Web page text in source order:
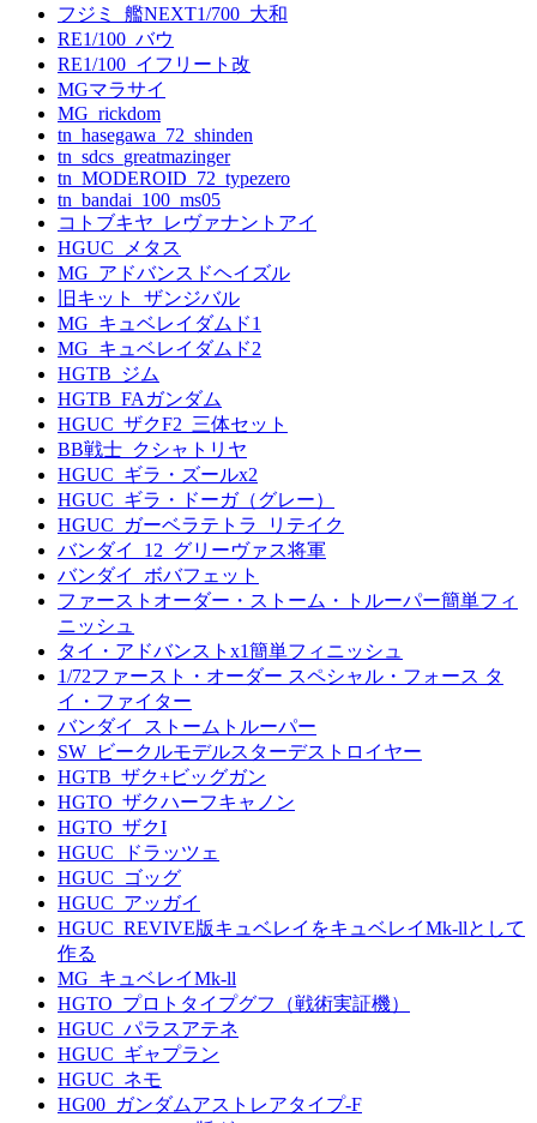
フジミ_艦NEXT1/700_大和
RE1/100_バウ
RE1/100_イフリート改
MGマラサイ
MG_rickdom
tn_hasegawa_72_shinden
tn_sdcs_greatmazinger
tn_MODEROID_72_typezero
tn_bandai_100_ms05
コトブキヤ_レヴァナントアイ
HGUC_メタス
MG_アドバンスドヘイズル
旧キット_ザンジバル
MG_キュベレイダムド1
MG_キュベレイダムド2
HGTB_ジム
HGTB_FAガンダム
HGUC_ザクF2_三体セット
BB戦士_クシャトリヤ
HGUC_ギラ・ズールx2
HGUC_ギラ・ドーガ（グレー）
HGUC_ガーベラテトラ_リテイク
バンダイ_12_グリーヴァス将軍
バンダイ_ボバフェット
ファーストオーダー・ストーム・トルーパー簡単フィ
ニッシュ
タイ・アドバンストx1簡単フィニッシュ
1/72ファースト・オーダー スペシャル・フォース タ
イ・ファイター
バンダイ_ストームトルーパー
SW_ビークルモデルスターデストロイヤー
HGTB_ザク+ビッグガン
HGTO_ザクハーフキャノン
HGTO_ザクI
HGUC_ドラッツェ
HGUC_ゴッグ
HGUC_アッガイ
HGUC_REVIVE版キュベレイをキュベレイMk-llとして
作る
MG_キュベレイMk-ll
HGTO_プロトタイプグフ（戦術実証機）
HGUC_パラスアテネ
HGUC_ギャプラン
HGUC_ネモ
HG00_ガンダムアストレアタイプ-F